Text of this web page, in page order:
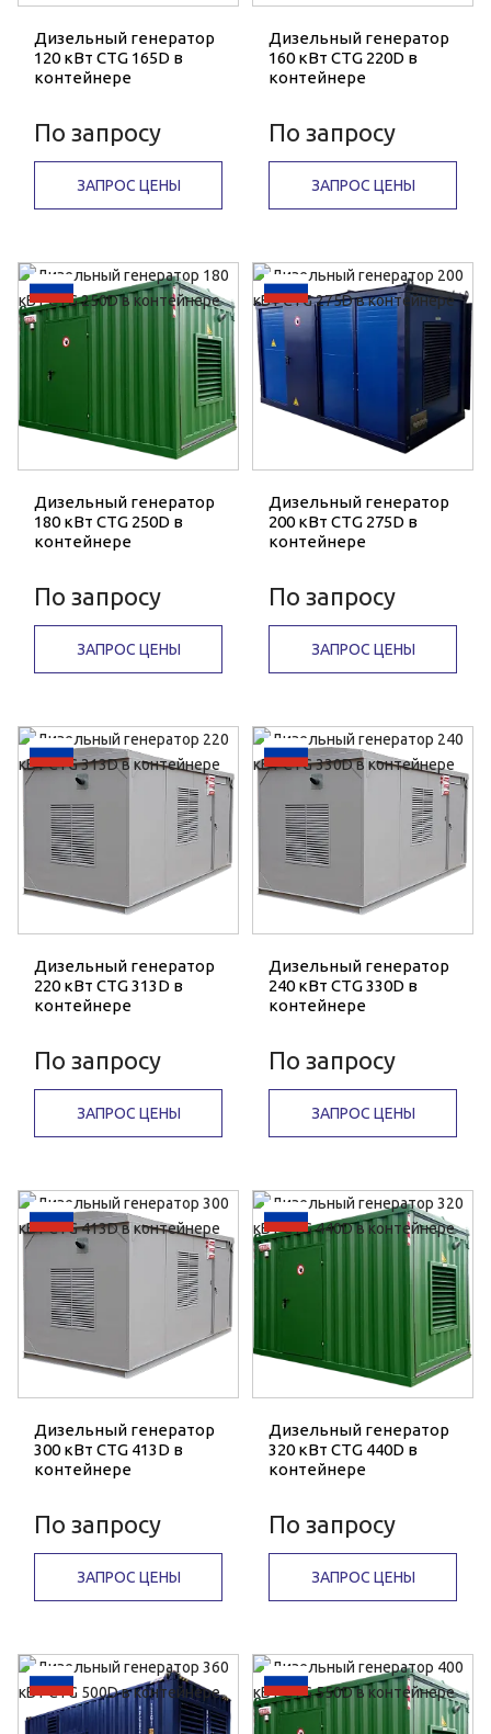
Дизельный генератор
120 кВт CTG 165D в
контейнере
По запросу
ЗАПРОС ЦЕНЫ
Дизельный генератор
160 кВт CTG 220D в
контейнере
По запросу
ЗАПРОС ЦЕНЫ
Дизельный генератор
180 кВт CTG 250D в
контейнере
По запросу
ЗАПРОС ЦЕНЫ
Дизельный генератор
200 кВт CTG 275D в
контейнере
По запросу
ЗАПРОС ЦЕНЫ
Дизельный генератор
220 кВт CTG 313D в
контейнере
По запросу
ЗАПРОС ЦЕНЫ
Дизельный генератор
240 кВт CTG 330D в
контейнере
По запросу
ЗАПРОС ЦЕНЫ
Дизельный генератор
300 кВт CTG 413D в
контейнере
По запросу
ЗАПРОС ЦЕНЫ
Дизельный генератор
320 кВт CTG 440D в
контейнере
По запросу
ЗАПРОС ЦЕНЫ